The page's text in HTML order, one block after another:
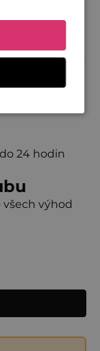
24 hodin
výhod